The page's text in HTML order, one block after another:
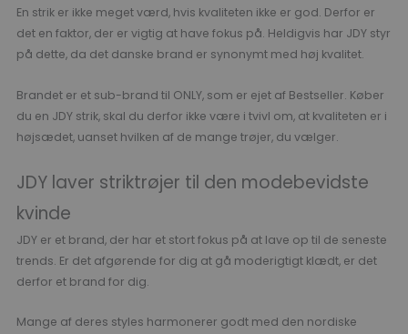
En strik er ikke meget værd, hvis kvaliteten ikke er god. Derfor er
det en faktor, der er vigtig at have fokus på. Heldigvis har JDY styr
på dette, da det danske brand er synonymt med høj kvalitet.
Brandet er et sub-brand til ONLY, som er ejet af Bestseller. Køber
du en JDY strik, skal du derfor ikke være i tvivl om, at kvaliteten er i
højsædet, uanset hvilken af de mange trøjer, du vælger.
JDY laver striktrøjer til den modebevidste
kvinde
JDY er et brand, der har et stort fokus på at lave op til de seneste
trends. Er det afgørende for dig at gå moderigtigt klædt, er det
derfor et brand for dig.
Mange af deres styles harmonerer godt med den nordiske